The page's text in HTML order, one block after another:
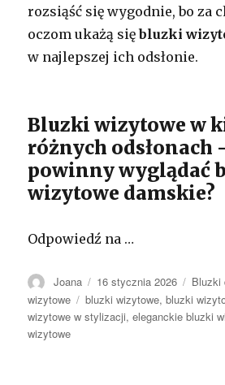
rozsiąść się wygodnie, bo za
oczom ukażą siębluzki
w najlepszej ich odsłonie.
Bluzki wizytowe w
różnych odsłonach
powinny wyglądać
wizytowe damskie?
Odpowiedź na …
Autor
Joana Opublikowano
16 stycznia 2026 Bluzki
wizytowe
Tagi
bluzki wizytowe,bluzki
wizytowe w stylizacji,eleganckie bluzki
wizytowe